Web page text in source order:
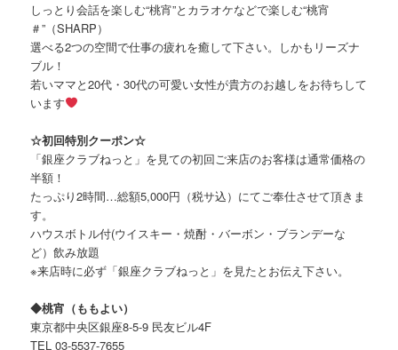
しっとり会話を楽しむ“桃宵”とカラオケなどで楽しむ“桃宵
＃”（SHARP）
選べる2つの空間で仕事の疲れを癒して下さい。しかもリーズナ
ブル！
若いママと20代・30代の可愛い女性が貴方のお越しをお待ちして
います
☆初回特別クーポン☆
「銀座クラブねっと」を見ての初回ご来店のお客様は通常価格の
半額！
たっぷり2時間…総額5,000円（税サ込）にてご奉仕させて頂きま
す。
ハウスボトル付(ウイスキー・焼酎・バーボン・ブランデーな
ど）飲み放題
※来店時に必ず「銀座クラブねっと」を見たとお伝え下さい。
◆桃宵（ももよい）
東京都中央区銀座8-5-9 民友ビル4F
TEL 03-5537-7655